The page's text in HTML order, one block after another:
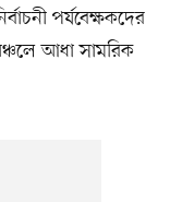
পর্যবেক্ষকদের
আধা সামরিক